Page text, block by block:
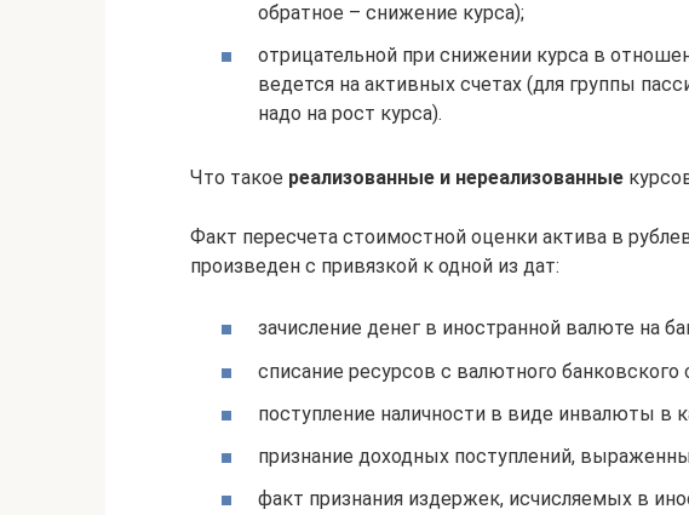
обратное – снижение курса);
отрицательной при снижении курса в
ведется на активных счетах (для группы
надо на рост курса).
Что такое реализованные и нереализованные
Факт пересчета стоимостной оценки актива в
произведен с привязкой к одной из дат:
зачисление денег в иностранной валюте на
списание ресурсов с валютного банковского
поступление наличности в виде инвалюты в
признание доходных поступлений,
факт признания издержек, исчисляемых в